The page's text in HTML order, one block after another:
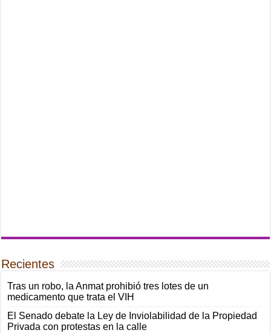
Recientes
Tras un robo, la Anmat prohibió tres lotes de un
medicamento que trata el VIH
El Senado debate la Ley de Inviolabilidad de la Propiedad
Privada con protestas en la calle